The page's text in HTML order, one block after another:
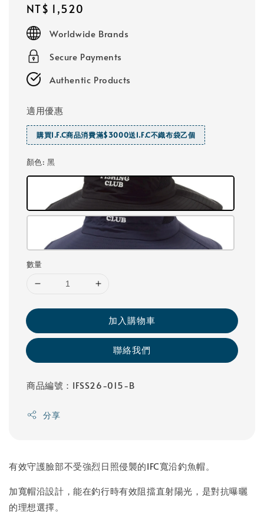
Regular
price
NT$ 1,520
Worldwide Brands
Secure Payments
Authentic Products
適用優惠
購買I.F.C商品消費滿$3000送I.F.C不織布袋乙個
顏色: 黑
數量
加入購物車
聯絡我們
商品編號：IFSS26-015-B
分享
有效守護臉部不受強烈日照侵襲的IFC寬沿釣魚帽。
加寬帽沿設計，能在釣行時有效阻擋直射陽光，是對抗曝曬
的理想選擇。